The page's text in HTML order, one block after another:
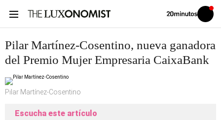
Volver
Iniciar
sesión
Pilar Martínez-Cosentino, nueva ganadora
del Premio Mujer Empresaria CaixaBank
Pilar Martínez-Cosentino
Escucha este artículo